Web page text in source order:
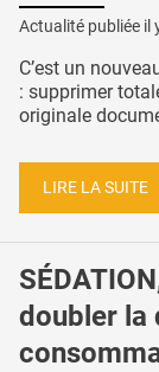
Actualité publiée il
C’est un
: supprimer
originale
LIRE LA SUITE
doubler la